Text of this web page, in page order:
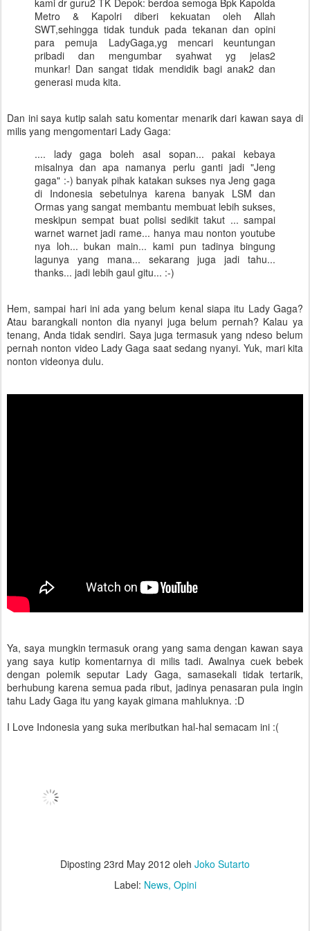
kami dr guru2 TK Depok: berdoa semoga Bpk Kapolda
Metro & Kapolri diberi kekuatan oleh Allah
SWT,sehingga tidak tunduk pada tekanan dan opini
para pemuja LadyGaga,yg mencari keuntungan
pribadi dan mengumbar syahwat yg jelas2
munkar! Dan sangat tidak mendidik bagi anak2 dan
generasi muda kita.
Dan ini saya kutip salah satu komentar menarik dari kawan saya di
milis yang mengomentari Lady Gaga:
.... lady gaga boleh asal sopan... pakai kebaya
misalnya dan apa namanya perlu ganti jadi "Jeng
gaga" :-) banyak pihak katakan sukses nya Jeng gaga
di Indonesia sebetulnya karena banyak LSM dan
Ormas yang sangat membantu membuat lebih sukses,
meskipun sempat buat polisi sedikit takut ... sampai
warnet warnet jadi rame... hanya mau nonton youtube
nya loh... bukan main... kami pun tadinya bingung
lagunya yang mana... sekarang juga jadi tahu...
thanks... jadi lebih gaul gitu... :-)
Hem, sampai hari ini ada yang belum kenal siapa itu Lady Gaga?
Atau barangkali nonton dia nyanyi juga belum pernah? Kalau ya
tenang, Anda tidak sendiri. Saya juga termasuk yang ndeso belum
pernah nonton video Lady Gaga saat sedang nyanyi. Yuk, mari kita
nonton videonya dulu.
Ya, saya mungkin termasuk orang yang sama dengan kawan saya
yang saya kutip komentarnya di milis tadi. Awalnya cuek bebek
dengan polemik seputar Lady Gaga, samasekali tidak tertarik,
berhubung karena semua pada ribut, jadinya penasaran pula ingin
tahu Lady Gaga itu yang kayak gimana mahluknya. :D
I Love Indonesia yang suka meributkan hal-hal semacam ini :(
Diposting 23rd May 2012 oleh Joko Sutarto
Label: News Opini